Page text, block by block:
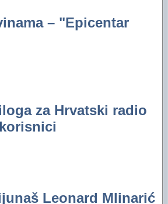
– "Epicentar
za Hrvatski radio
Leonard Mlinarić